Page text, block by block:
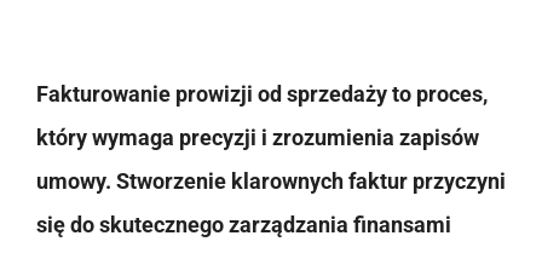
Fakturowanie prowizji od sprzedaży to proces,
który wymaga precyzji i zrozumienia zapisów
umowy. Stworzenie klarownych faktur przyczyni
się do skutecznego zarządzania finansami